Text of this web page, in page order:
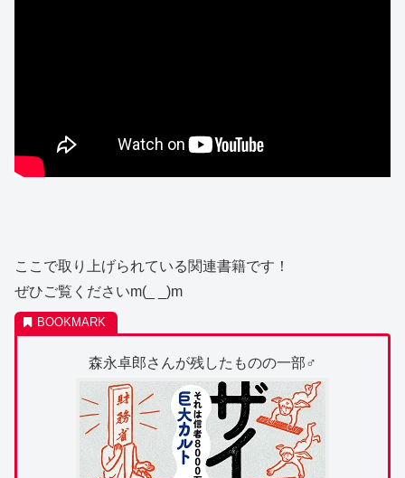
ここで取り上げられている関連書籍です！
ぜひご覧くださいm(_ _)m
森永卓郎さんが残したものの一部‍♂️